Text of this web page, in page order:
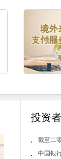
投资
截至二
中国银